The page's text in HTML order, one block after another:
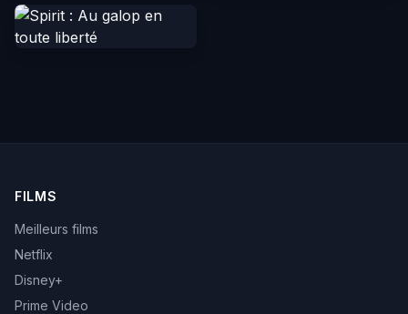
FILMS
Meilleurs films
Netflix
Disney+
Prime Video